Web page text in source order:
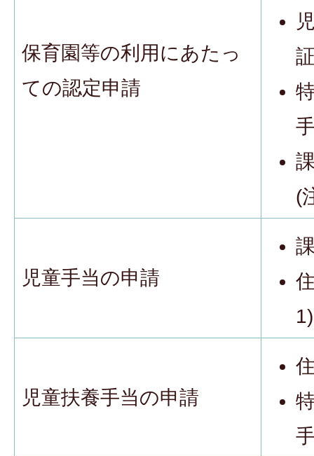
保育園等の利用にあたっ
ての認定申請
(
児童手当の申請
1)
児童扶養手当の申請